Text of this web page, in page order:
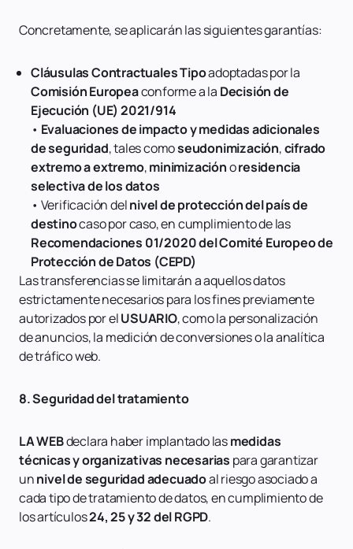
Concretamente, se aplicarán las siguientes garantías:
Cláusulas Contractuales Tipoadoptadas por la
Comisión Europeaconforme a la Decisión de
Ejecución (UE) 2021/914
• Evaluaciones de impacto y medidas adicionales
de seguridad, tales comoseudonimización,cifrado
extremo a extremo,minimizaciónoresidencia
selectiva de los datos
• Verificación delnivel de protección del país de
destinocaso por caso, en cumplimiento de las
Recomendaciones 01/2020 del Comité Europeo de
Protección de Datos (CEPD)
Las transferencias se limitarán a aquellos datos
estrictamente necesarios para los fines previamente
autorizados por elUSUARIO, como la personalización
de anuncios, la medición de conversiones o la analítica
de tráfico web.
8. Seguridad del tratamiento
LA WEBdeclara haber implantado lasmedidas
técnicas y organizativas necesarias para garantizar
unnivel de seguridad adecuadoal riesgo asociado a
cada tipo de tratamiento de datos, en cumplimiento de
los artículos24, 25 y 32 del RGPD.